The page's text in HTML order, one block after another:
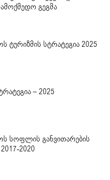
გეგმა
ტურიზმის სტრატეგია 2025
– 2025
სოფლის განვითარების
2020